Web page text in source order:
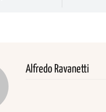
Alfredo Ravanetti